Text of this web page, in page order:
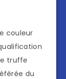
couleur
truffe
du